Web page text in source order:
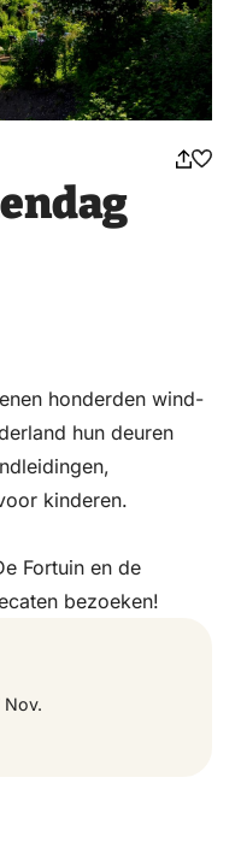
honderden wind-
hun deuren
kinderen.
Fortuin en de
bezoeken!
Nov.